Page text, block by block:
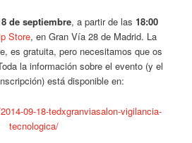
de septiembre, a partir de las18:00
Store, en Gran Vía 28 de Madrid. La
es gratuita, pero necesitamos que os
la información sobre el evento (y el
está disponible en:
09-18-tedxgranviasalon-vigilancia-
tecnologica/